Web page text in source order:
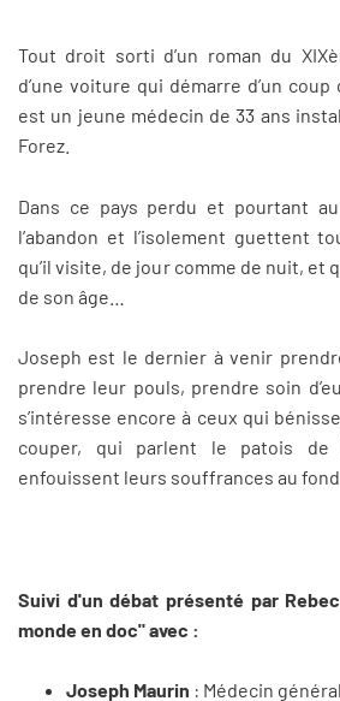
Tout droit sorti d’un roman du
d’une voiture qui démarre d’un
est un jeune médecin de 33 ans
Forez.
Dans ce pays perdu et pourtant
l’abandon et l’isolement guettent
qu’il visite, de jour comme de nuit, et
de son âge…
Joseph est le dernier à venir
prendre leur pouls, prendre soin
s’intéresse encore à ceux qui
couper, qui parlent le patois de
enfouissent leurs souffrances au
Suivi d'un débat présenté par
monde en doc" avec :
Joseph Maurin : Médecin